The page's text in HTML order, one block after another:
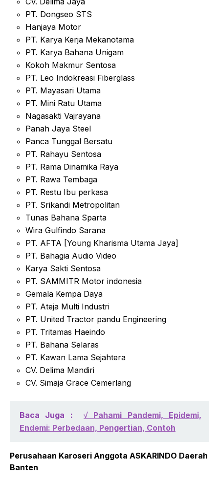
PT. Dongseo STS
Hanjaya Motor
PT. Karya Kerja Mekanotama
PT. Karya Bahana Unigam
Kokoh Makmur Sentosa
PT. Leo Indokreasi Fiberglass
PT. Mayasari Utama
PT. Mini Ratu Utama
Nagasakti Vajrayana
Panah Jaya Steel
Panca Tunggal Bersatu
PT. Rahayu Sentosa
PT. Rama Dinamika Raya
PT. Rawa Tembaga
PT. Restu Ibu perkasa
PT. Srikandi Metropolitan
Tunas Bahana Sparta
Wira Gulfindo Sarana
PT. AFTA [Young Kharisma Utama Jaya]
PT. Bahagia Audio Video
Karya Sakti Sentosa
PT. SAMMITR Motor indonesia
Gemala Kempa Daya
PT. Ateja Multi Industri
PT. United Tractor pandu Engineering
PT. Tritamas Haeindo
PT. Bahana Selaras
PT. Kawan Lama Sejahtera
CV. Delima Mandiri
CV. Simaja Grace Cemerlang
Baca Juga :
√ Pahami Pandemi, Epidemi,
Endemi: Perbedaan, Pengertian, Contoh
Perusahaan Karoseri Anggota ASKARINDO Daerah
Banten